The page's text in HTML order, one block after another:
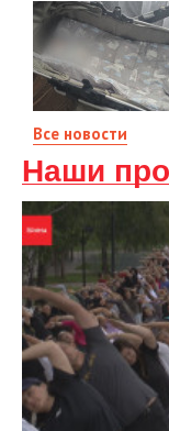
Все новости
Наши